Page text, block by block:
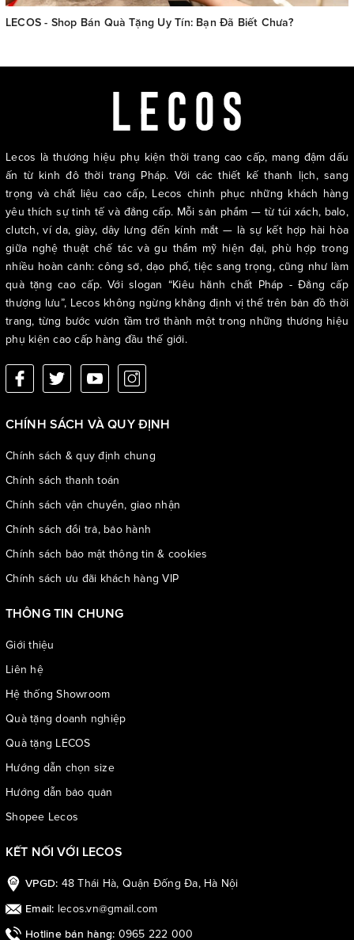
LECOS - Shop Bán Quà Tặng Uy Tín: Bạn Đã Biết Chưa?
Lecos là thương hiệu phụ kiện thời trang cao cấp, mang đậm dấu
ấn từ kinh đô thời trang Pháp. Với các thiết kế thanh lịch, sang
trọng và chất liệu cao cấp, Lecos chinh phục những khách hàng
yêu thích sự tinh tế và đẳng cấp. Mỗi sản phẩm — từ túi xách, balo,
clutch, ví da, giày, dây lưng đến kính mắt — là sự kết hợp hài hòa
giữa nghệ thuật chế tác và gu thẩm mỹ hiện đại, phù hợp trong
nhiều hoàn cảnh: công sở, dạo phố, tiệc sang trọng, cũng như làm
quà tặng cao cấp. Với slogan “Kiêu hãnh chất Pháp - Đẳng cấp
thượng lưu”, Lecos không ngừng khẳng định vị thế trên bản đồ thời
trang, từng bước vươn tầm trở thành một trong những thương hiệu
phụ kiện cao cấp hàng đầu thế giới.
CHÍNH SÁCH VÀ QUY ĐỊNH
Chính sách & quy định chung
Chính sách thanh toán
Chính sách vận chuyển, giao nhận
Chính sách đổi trả, bảo hành
Chính sách bảo mật thông tin & cookies
Chính sách ưu đãi khách hàng VIP
THÔNG TIN CHUNG
Giới thiệu
Liên hệ
Hệ thống Showroom
Quà tặng doanh nghiệp
Quà tặng LECOS
Hướng dẫn chọn size
Hướng dẫn bảo quản
Shopee Lecos
KẾT NỐI VỚI LECOS
VPGD: 48 Thái Hà, Quận Đống Đa, Hà Nội
Email: lecos.vn@gmail.com
Hotline bán hàng: 0965 222 000